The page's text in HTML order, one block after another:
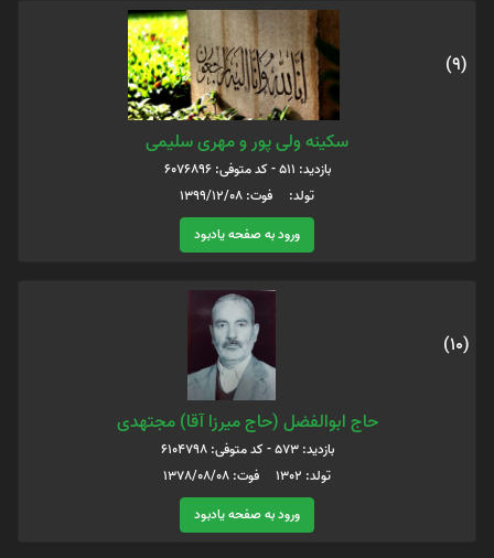
(9)
سکینه ولی پور و مهری سلیمی
بازدید: 511 - کد متوفی: 6076896
تولد: فوت: ۱۳۹۹/۱۲/۰۸
ورود به صفحه یادبود
(10)
حاج ابوالفضل (حاج میرزا آقا) مجتهدی
بازدید: 573 - کد متوفی: 6104798
تولد: 1302 فوت: 1378/08/08
ورود به صفحه یادبود